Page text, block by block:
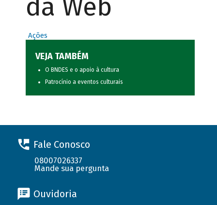
da Web
Ações
VEJA TAMBÉM
O BNDES e o apoio à cultura
Patrocínio a eventos culturais
Fale Conosco
08007026337
Mande sua pergunta
Ouvidoria